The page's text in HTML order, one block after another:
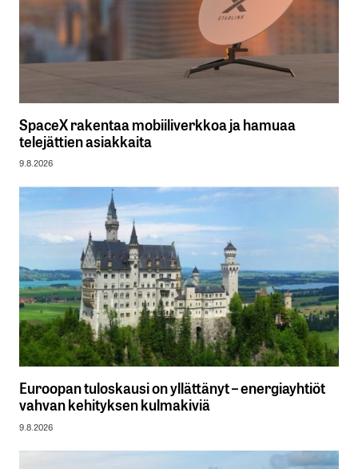
SpaceX rakentaa mobiiliverkkoa ja hamuaa
telejättien asiakkaita
9.8.2026
Euroopan tuloskausi on yllättänyt – energiayhtiöt
vahvan kehityksen kulmakiviä
9.8.2026